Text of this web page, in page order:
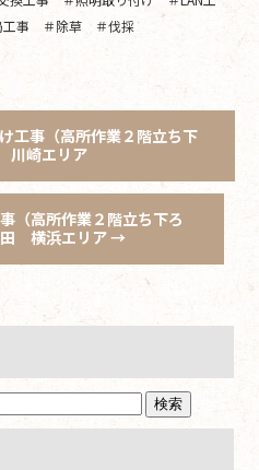
工事 ＃除草 ＃伐採
工事（高所作業２階立ち下
崎エリア
（高所作業２階立ち下ろ
横浜エリア→